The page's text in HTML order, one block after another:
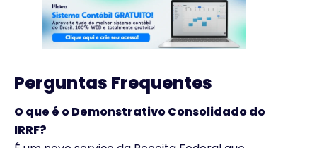
Perguntas Frequentes
O que é o Demonstrativo Consolidado do
IRRF?